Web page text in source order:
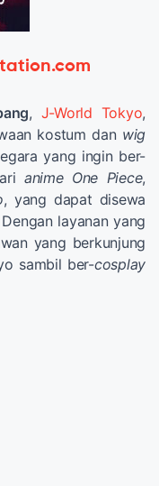
, J-World Tokyo,
kostum dan wig
yang ingin ber-
anime One Piece,
, yang dapat disewa
layanan yang
yang berkunjung
sambil ber-cosplay